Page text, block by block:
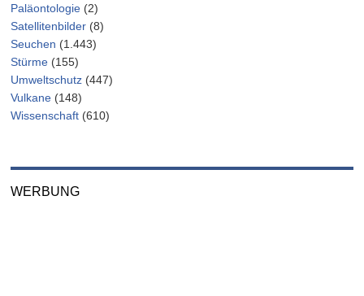
Paläontologie (2)
Satellitenbilder (8)
Seuchen (1.443)
Stürme (155)
Umweltschutz (447)
Vulkane (148)
Wissenschaft (610)
WERBUNG